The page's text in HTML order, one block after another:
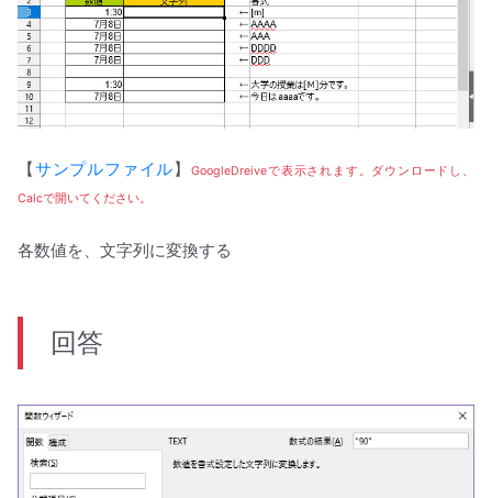
【サンプルファイル】GoogleDreiveで表示されます。ダウンロードし、
Calcで開いてください。
各数値を、文字列に変換する
回答